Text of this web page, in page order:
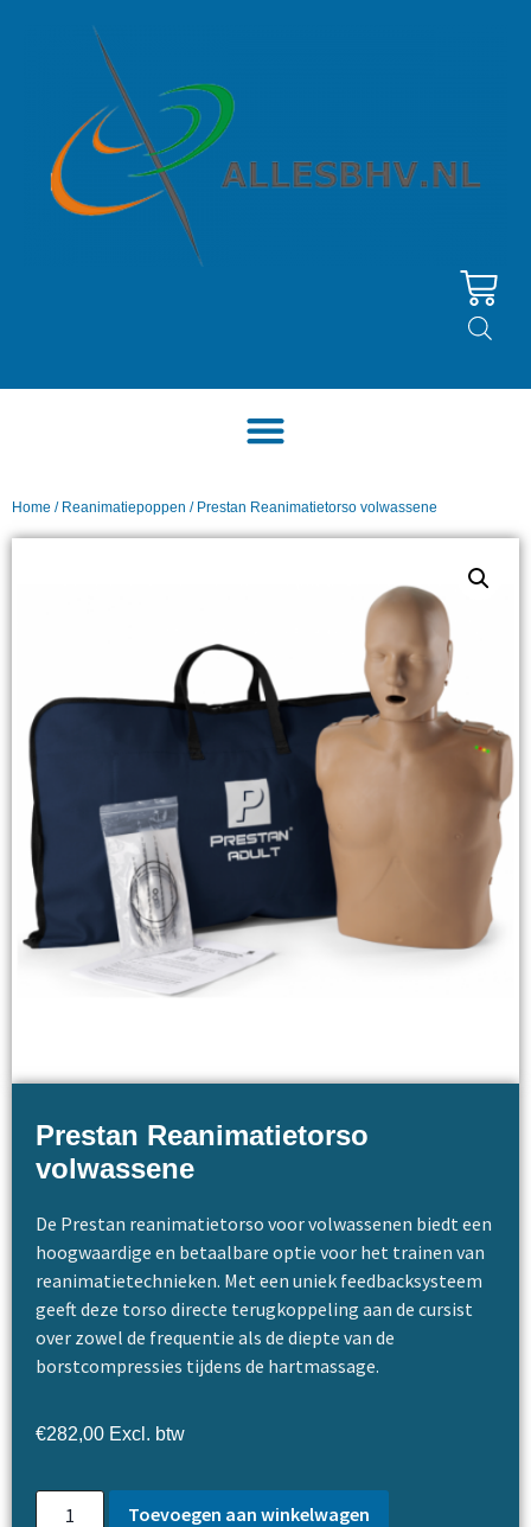
Home / Reanimatiepoppen / Prestan Reanimatietorso volwassene
Prestan Reanimatietorso
volwassene
De Prestan reanimatietorso voor volwassenen biedt een
hoogwaardige en betaalbare optie voor het trainen van
reanimatietechnieken. Met een uniek feedbacksysteem
geeft deze torso directe terugkoppeling aan de cursist
over zowel de frequentie als de diepte van de
borstcompressies tijdens de hartmassage.
€282,00 Excl. btw
Toevoegen aan winkelwagen